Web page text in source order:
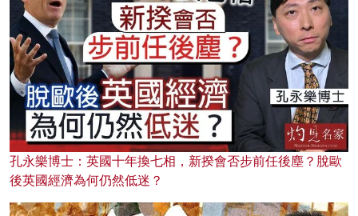
孔永樂博士：英國十年換七相，新揆會否步前任後塵？脫歐
後英國經濟為何仍然低迷？